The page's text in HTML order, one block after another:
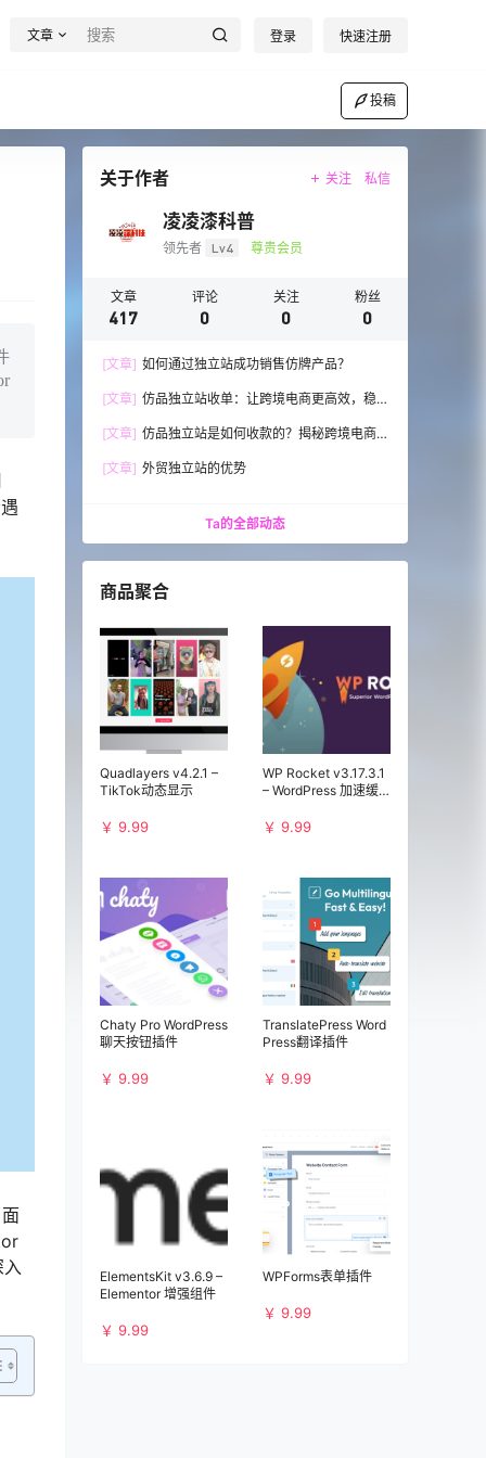
文章 登录 快速注册
投稿
关于作者 关注 私信
凌凌漆科普
领先者 Lv4 尊贵会员
文章
417
评论
0
关注
0
粉丝
0
[文章] 如何通过独立站成功销售仿牌产品？
[文章] 仿品独立站收单：让跨境电商更高效，稳
[文章] 仿品独立站是如何收款的？揭秘跨境电商
[文章] 外贸独立站的优势
Ta的全部动态
商品聚合
Quadlayers v4.2.1 –
TikTok动态显示
￥ 9.99
WP Rocket v3.17.3.1
– WordPress 加速缓
￥ 9.99
Chaty Pro WordPress
聊天按钮插件
￥ 9.99
TranslatePress Word
Press翻译插件
￥ 9.99
ElementsKit v3.6.9 –
Elementor 增强组件
￥ 9.99
WPForms表单插件
￥ 9.99